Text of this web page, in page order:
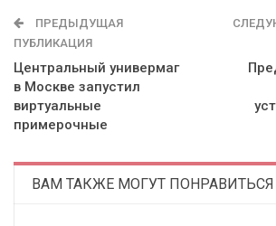
ПРЕДЫДУЩАЯ
ПУБЛИКАЦИЯ
Центральный универмаг
в Москве запустил
виртуальные
примерочные
ВАМ ТАКЖЕ МОГУТ ПОНРАВИТЬСЯ